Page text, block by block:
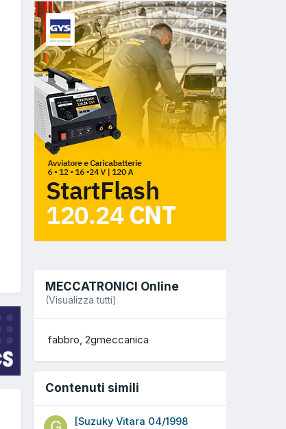
MECCATRONICI Online
(Visualizza tutti)
fabbro 2gmeccanica
Contenuti simili
[Suzuky Vitara 04/1998